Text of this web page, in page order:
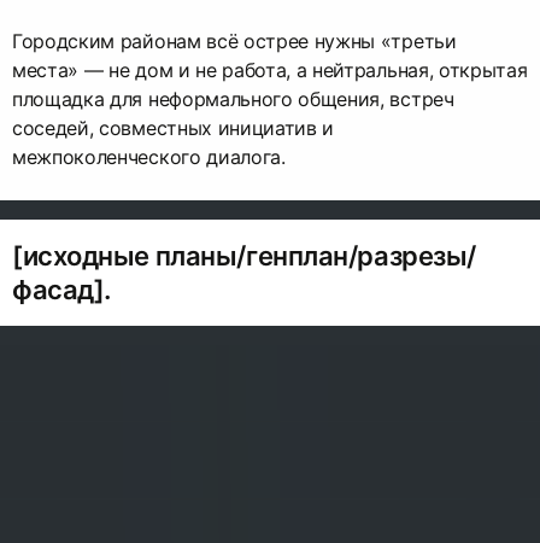
Городским районам всё острее нужны «третьи
места» — не дом и не работа, а нейтральная, открытая
площадка для неформального общения, встреч
соседей, совместных инициатив и
межпоколенческого диалога.
[исходные планы/генплан/разрезы/
фасад].